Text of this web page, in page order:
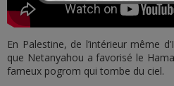
En Palestine, de l’intérieur même
que Netanyahou a favorisé le
fameux pogrom qui tombe du ciel.